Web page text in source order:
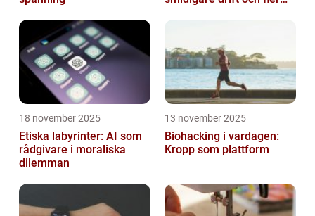
18 november 2025
Etiska labyrinter: AI som
rådgivare i moraliska
dilemman
13 november 2025
Biohacking i vardagen:
Kropp som plattform